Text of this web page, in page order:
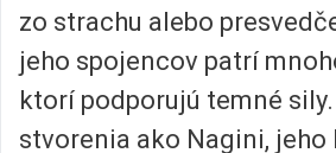
zo strachu alebo
jeho spojencov patrí
ktorí podporujú temné
stvorenia ako Nagini, jeho